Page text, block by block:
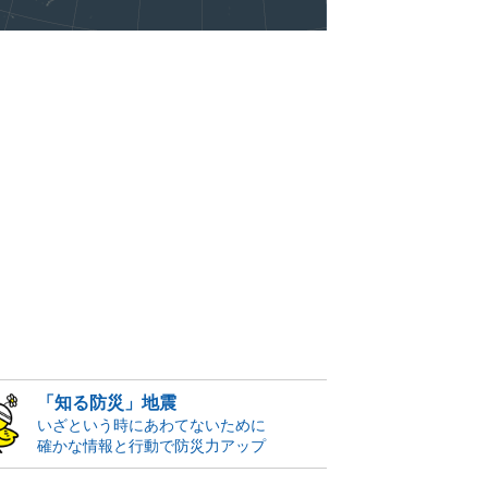
「知る防災」地震
いざという時にあわてないために
確かな情報と行動で防災力アップ